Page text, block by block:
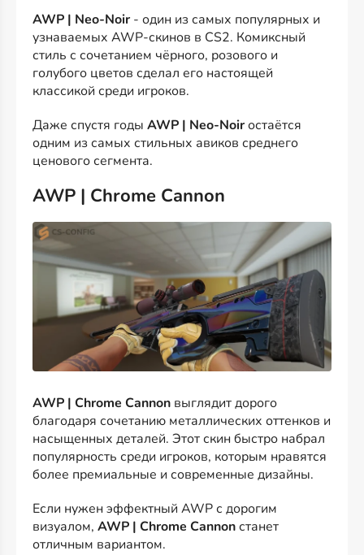
AWP | Neo-Noir - один из самых популярных и
узнаваемых AWP-скинов в CS2. Комиксный
стиль с сочетанием чёрного, розового и
голубого цветов сделал его настоящей
классикой среди игроков.
Даже спустя годы AWP | Neo-Noirостаётся
одним из самых стильных авиков среднего
ценового сегмента.
AWP | Chrome Cannon
AWP | Chrome Cannon выглядит дорого
благодаря сочетанию металлических оттенков и
насыщенных деталей. Этот скин быстро набрал
популярность среди игроков, которым нравятся
более премиальные и современные дизайны.
Если нужен эффектный AWP с дорогим
визуалом, AWP | Chrome Cannonстанет
отличным вариантом.